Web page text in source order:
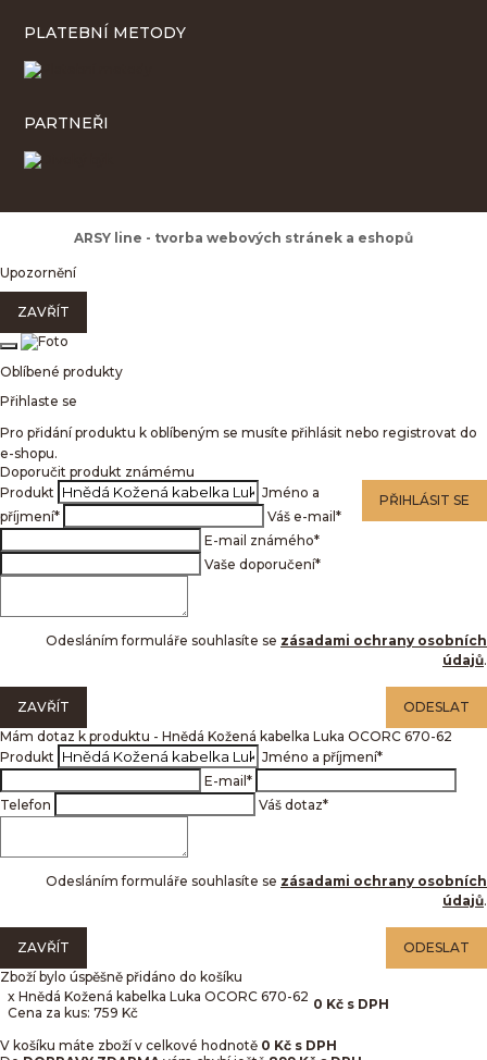
PLATEBNÍ METODY
PARTNEŘI
ARSY line - tvorba webových stránek a eshopů
Upozornění
ZAVŘÍT
Oblíbené produkty
Přihlaste se
Pro přidání produktu k oblíbeným se musíte přihlásit nebo registrovat do
e-shopu.
PŘIHLÁSIT SE
Doporučit produkt známému
Produkt
Jméno a
příjmení* Váš e-mail *
E-mail známého*
Vaše doporučení*
Odesláním formuláře souhlasíte se zásadami ochrany osobních
údajů.
ZAVŘÍT
ODESLAT
Mám dotaz k produktu - Hnědá Kožená kabelka Luka OCORC 670-62
Produkt
Jméno a příjmení*
E-mail *
Telefon
Váš dotaz*
Odesláním formuláře souhlasíte se zásadami ochrany osobních
údajů.
ZAVŘÍT
ODESLAT
Zboží bylo úspěšně přidáno do košíku
x Hnědá Kožená kabelka Luka OCORC 670-62
Cena za kus: 759 Kč
0 Kč s DPH
V košíku máte zboží v celkové hodnotě 0 Kč s DPH